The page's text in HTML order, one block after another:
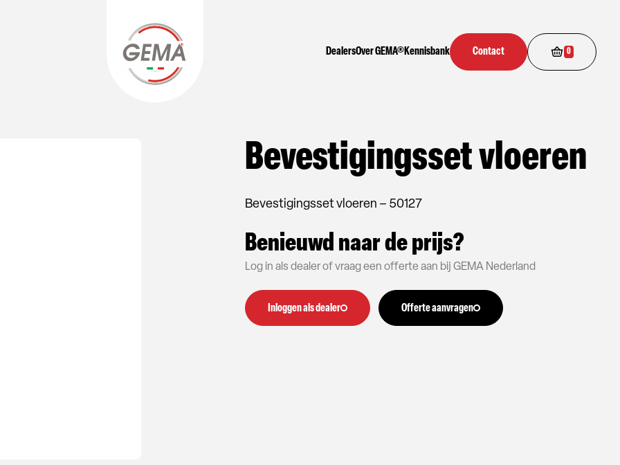
DealersOver GEMA®Kennisbank Contact 0
Bevestigingsset vloeren
Bevestigingsset vloeren – 50127
Benieuwd naar de prijs?
Log in als dealer of vraag een offerte aan bij GEMA Nederland
Inloggen als dealer Offerte aanvragen